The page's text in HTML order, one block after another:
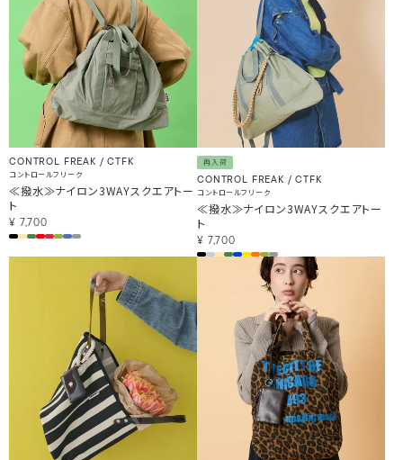
CONTROL FREAK / CTFK
コントロールフリーク
≪撥水≫ナイロン3WAYスクエアトー
ト
¥ 7,700
再入荷
CONTROL FREAK / CTFK
コントロールフリーク
≪撥水≫ナイロン3WAYスクエアトー
ト
¥ 7,700